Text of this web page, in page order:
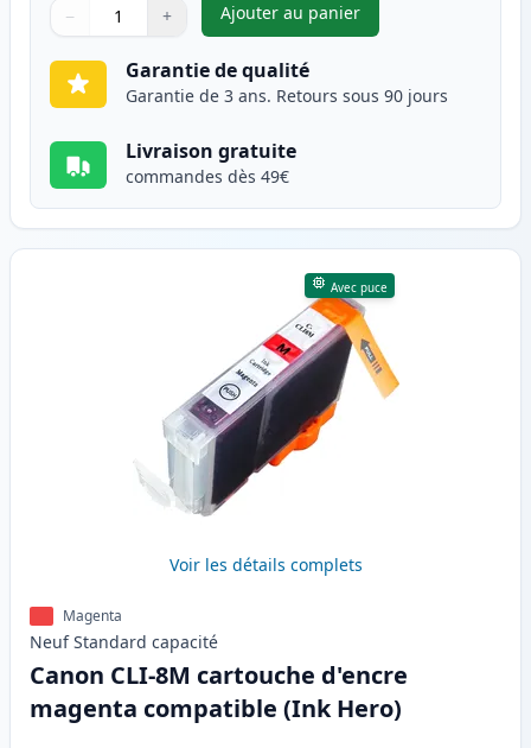
Quantité
Utilisez les boutons pour ajuster
− +
Quantité
Ajouter au panier
,Canon CLI-8C cartouche
Garantie de qualité
Garantie de 3 ans. Retours sous 90 jours
Livraison gratuite
commandes dès 49€
Avec puce
Voir les détails complets
Magenta
Neuf Standard capacité
Canon CLI-8M cartouche d'encre
magenta compatible (Ink Hero)